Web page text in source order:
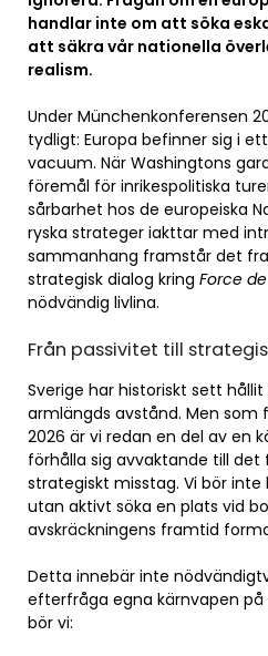
handlar inte om att söka
att säkra vår nationella
realism.
Under Münchenkonferensen
tydligt: Europa befinner sig i
vacuum. När Washingtons
föremål för inrikespolitiska
sårbarhet hos de europeiska
ryska strateger iakttar med
sammanhang framstår det
strategisk dialog kring Force
nödvändig livlina.
Från passivitet till
Sverige har historiskt sett
armlängds avstånd. Men som
2026 är vi redan en del av en
förhålla sig avvaktande till
strategiskt misstag. Vi bör
utan aktivt söka en plats vid
avskräckningens framtid
Detta innebär inte
efterfråga egna kärnvapen på
bör vi: